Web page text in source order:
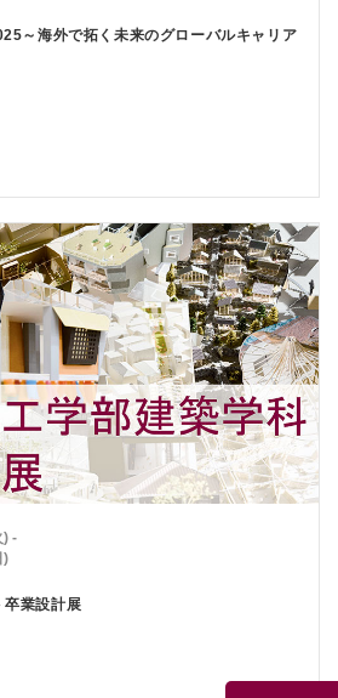
～海外で拓く未来のグローバルキャリア
) -
)
卒業設計展